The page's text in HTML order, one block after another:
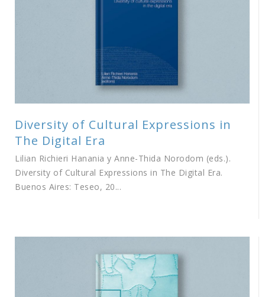
Diversity of Cultural Expressions in
The Digital Era
Lilian Richieri Hanania y Anne-Thida Norodom (eds.).
Diversity of Cultural Expressions in The Digital Era.
Buenos Aires: Teseo, 20...